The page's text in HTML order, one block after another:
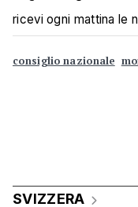
ricevi ogni mattina le
consiglio nazionale
SVIZZERA